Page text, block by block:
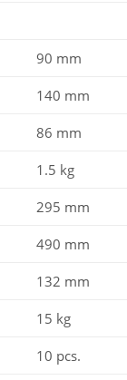
90 mm
140 mm
86 mm
1.5 kg
295 mm
490 mm
132 mm
15 kg
10 pcs.